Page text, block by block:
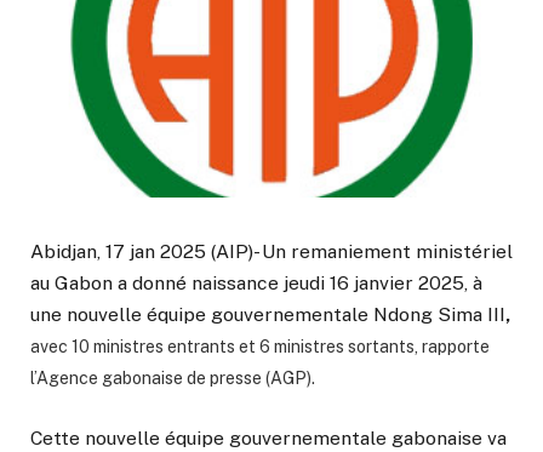
Abidjan, 17 jan 2025 (AIP)- Un remaniement ministériel
au Gabon a donné naissance jeudi 16 janvier 2025, à
une nouvelle équipe gouvernementale Ndong Sima III,
avec 10 ministres entrants et 6 ministres sortants, rapporte
l’Agence gabonaise de presse (AGP).
Cette nouvelle équipe gouvernementale gabonaise va